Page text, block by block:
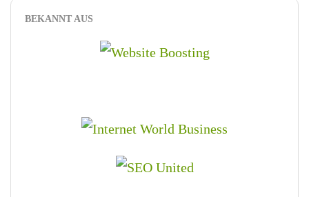
BEKANNT AUS